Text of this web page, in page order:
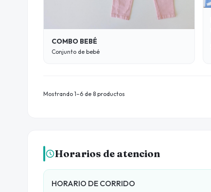
COMBO BEBÉ
Conjunto de bebé
Mostrando 1–6 de 8 productos
Horarios de atencion
HORARIO DE CORRIDO